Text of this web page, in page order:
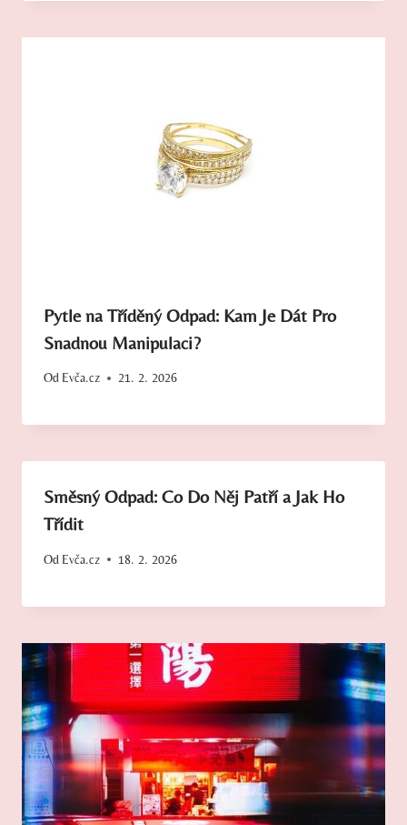
Pytle na Tříděný Odpad: Kam Je Dát Pro
Snadnou Manipulaci?
Od Evča.cz 21. 2. 2026
Směsný Odpad: Co Do Něj Patří a Jak Ho
Třídit
Od Evča.cz 18. 2. 2026